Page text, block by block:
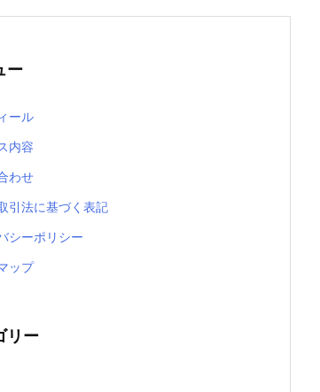
ー
ール
内容
わせ
引法に基づく表記
シーポリシー
ップ
リー